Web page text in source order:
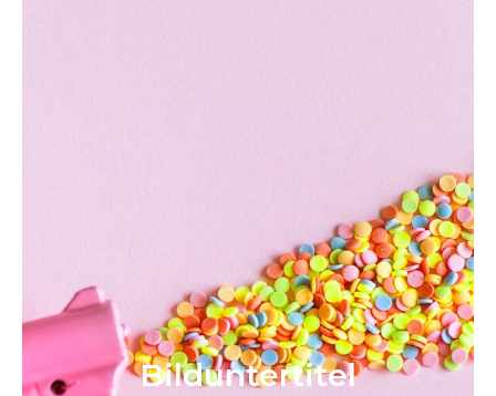
Bild­unter­titel